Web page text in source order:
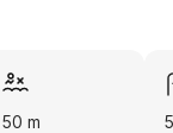
50 m